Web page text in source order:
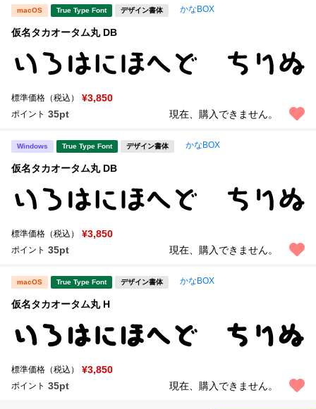
macOS True Type Font デザイン書体 かなBOX
仮名タカオータム丸 DB
標準価格（税込） ¥3,850
ポイント 35pt 現在、購入できません。
Windows True Type Font デザイン書体 かなBOX
仮名タカオータム丸 DB
標準価格（税込） ¥3,850
ポイント 35pt 現在、購入できません。
macOS True Type Font デザイン書体 かなBOX
仮名タカオータム丸 H
標準価格（税込） ¥3,850
ポイント 35pt 現在、購入できません。